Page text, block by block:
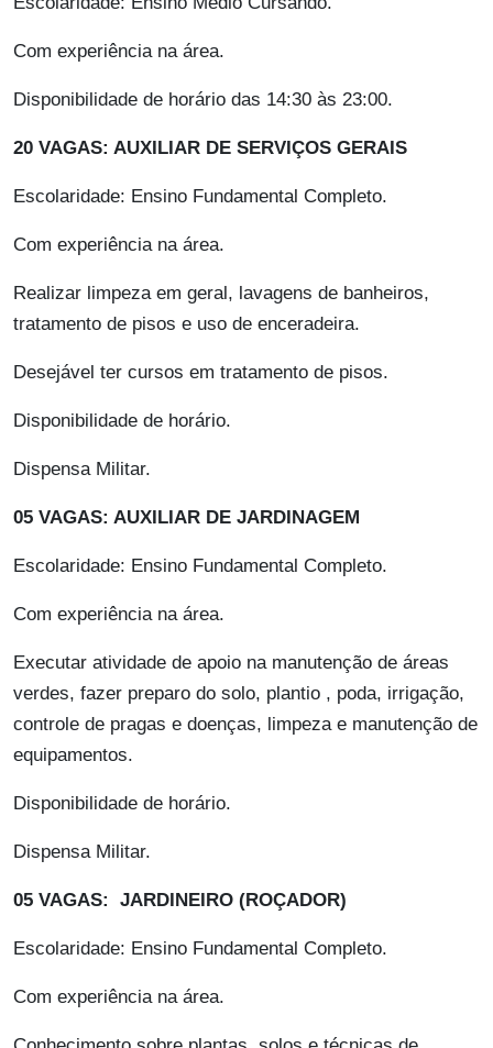
Com experiência na área.
Disponibilidade de horário das 14:30 às 23:00.
20 VAGAS: AUXILIAR DE SERVIÇOS GERAIS
Escolaridade: Ensino Fundamental Completo.
Com experiência na área.
Realizar limpeza em geral, lavagens de banheiros,
tratamento de pisos e uso de enceradeira.
Desejável ter cursos em tratamento de pisos.
Disponibilidade de horário.
Dispensa Militar.
05 VAGAS: AUXILIAR DE JARDINAGEM
Escolaridade: Ensino Fundamental Completo.
Com experiência na área.
Executar atividade de apoio na manutenção de áreas
verdes, fazer preparo do solo, plantio , poda, irrigação,
controle de pragas e doenças, limpeza e manutenção de
equipamentos.
Disponibilidade de horário.
Dispensa Militar.
05 VAGAS: JARDINEIRO (ROÇADOR)
Escolaridade: Ensino Fundamental Completo.
Com experiência na área.